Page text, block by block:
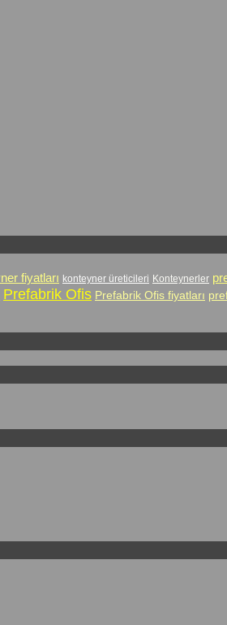
fiyatları konteyner üreticileri Konteynerler
Prefabrik Ofis Prefabrik Ofis fiyatları